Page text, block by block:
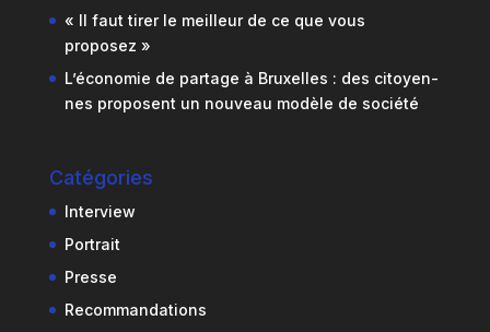
« Il faut tirer le meilleur de ce que vous
proposez »
L’économie de partage à Bruxelles : des citoyen-
nes proposent un nouveau modèle de société
Catégories
Interview
Portrait
Presse
Recommandations